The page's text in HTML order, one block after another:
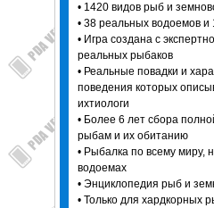
• 1420 видов рыб и
• 38 реальных водоемов и
• Игра создана с
реальных рыбаков
• Реальные повадки и
поведения которых
ихтиологи
• Более 6 лет сбора
рыбам и их обитанию
• Рыбалка по всему миру,
водоемах
• Энциклопедия рыб и
• Только для хардкорных